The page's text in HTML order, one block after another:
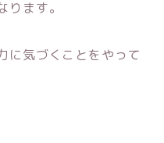
ます。
に気づくことをやって